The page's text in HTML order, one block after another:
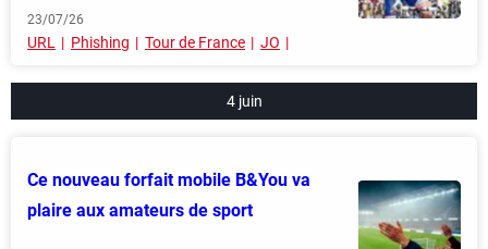
23/07/26
URL Phishing Tour de France JO
4 juin
Ce nouveau forfait mobile B&You va
plaire aux amateurs de sport